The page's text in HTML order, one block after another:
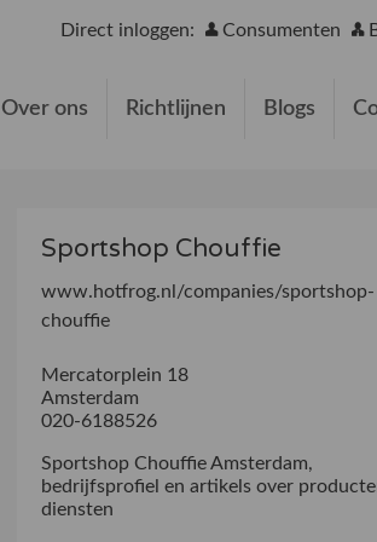
Direct inloggen: Consumenten
Over ons Richtlijnen Blogs
Sportshop Chouffie
www.hotfrog.nl/companies/sportshop-
chouffie
Mercatorplein 18
Amsterdam
020-6188526
Sportshop Chouffie Amsterdam,
bedrijfsprofiel en artikels over
diensten